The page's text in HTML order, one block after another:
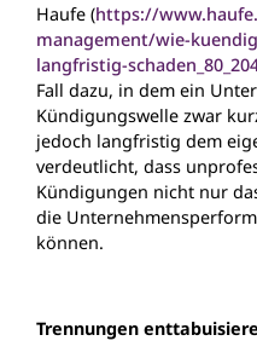
Haufe (https://
management/wie-
langfristig-
Fall dazu, in dem ein
Kündigungswelle zwar
jedoch langfristig dem
verdeutlicht, dass
Kündigungen nicht nur
die
können.
Trennungen